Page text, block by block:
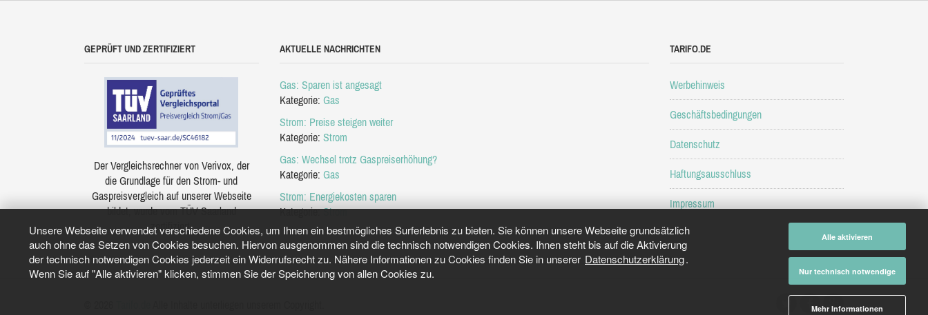
Unsere Webseite verwendet verschiedene Cookies, um Ihnen ein bestmögliches Surferlebnis zu bieten. Sie können unsere Webseite grundsätzlich
auch ohne das Setzen von Cookies besuchen. Hiervon ausgenommen sind die technisch notwendigen Cookies. Ihnen steht bis auf die Aktivierung
der technisch notwendigen Cookies jederzeit ein Widerrufsrecht zu. Nähere Informationen zu Cookies finden Sie in unserer Datenschutzerklärung.
Wenn Sie auf "Alle aktivieren" klicken, stimmen Sie der Speicherung von allen Cookies zu.
Alle aktivieren
Nur technisch notwendige
Mehr Informationen
GEPRÜFT UND ZERTIFIZIERT
Der Vergleichsrechner von Verivox, der
die Grundlage für den Strom- und
Gaspreisvergleich auf unserer Webseite
bildet, wurde vom TÜV Saarland
zertifiziert.
AKTUELLE NACHRICHTEN
Gas: Sparen ist angesagt
Kategorie: Gas
Strom: Preise steigen weiter
Kategorie: Strom
Gas: Wechsel trotz Gaspreiserhöhung?
Kategorie: Gas
Strom: Energiekosten sparen
Kategorie:Strom
TARIFO.DE
Werbehinweis
Geschäftsbedingungen
Datenschutz
Haftungsausschluss
Impressum